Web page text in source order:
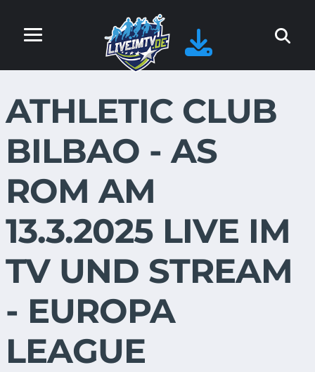
ATHLETIC CLUB
BILBAO - AS
ROM AM
13.3.2025 LIVE IM
TV UND STREAM
- EUROPA
LEAGUE